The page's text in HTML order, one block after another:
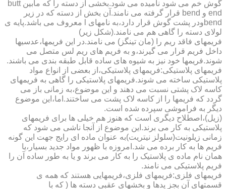
گوش خم می شود نامیده می شود.بخشی از دسته را که مابین butt
end و bend قرار گرفته می نامند.آن بخش از دسته که در زیر
bendودر پشت گوش قرار دارد،به نامهای l معروف می باشد.پایه ی
لولای دسته را گاهی هم می نامند.(شکل زیر)
فریمهای فاقد ریم را (مان تینگز) می نامند.در این فریمها،عدسیها
داخل فریم قرار می گیرند،و به فریم های ریم لس متصل می
شوند.فریمها خود نیز به شیوه های ساده قابل طبقه بندی می باشند.
فریمهای پلاستیکی:فریمهای پلاستیکی،از بعضی از انواع مواد
پلاستیکی ساخته می شوند.فریمهای پلاستیکی را گاهی به فریمهای
کاسه لاک پشتی نسبت می دهند و این موضوع،به زمانی باز می
گردد که فریمها را از کاسه لاک پشت می ساختند.اما،این موضوع
دیگر به فراموشی سپرده شده است.
(زیل)،اصطلاح دیگری است که هنوز هم خیلی ها برای فریمهای
پلاستیکی به کار می برند.این موضوع از آنجا ناشی می شود که
زمانی زیلونیت(سلولز نیتریت)به عنوان ماده ای رایج جهت این گونه
فریم ها به کار برده می شد.امروزه با ظهور مواد جدید بسیار،یا
همان نام ماده ی پلاستیک را به کار می برند و یا به طور ساده آن را
فریم پلاستیکی می نامند.
فریمهای فلزی:فریمهای فلزی،فریمهایی هستند که همه ی
قسمتهای آن بجز پدها و بخشهای عقبی دسته ها ( که با